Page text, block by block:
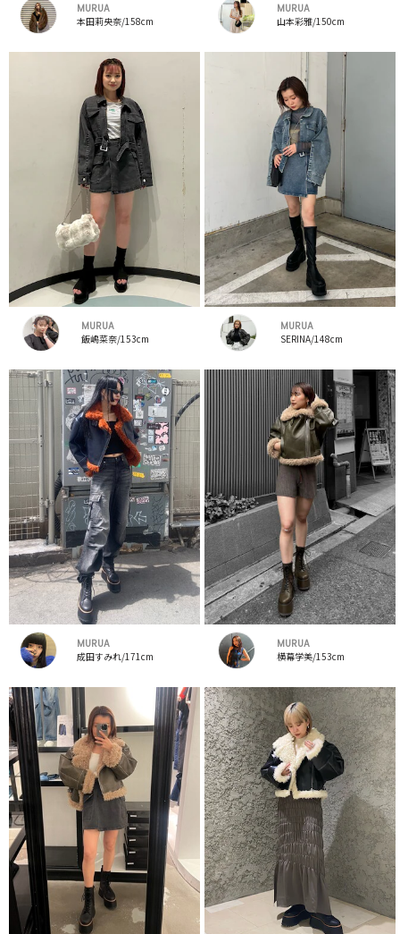
MURUA
本田莉央奈/158cm
MURUA
山本彩雅/150cm
MURUA
飯嶋菜奈/153cm
MURUA
SERINA/148cm
MURUA
成田すみれ/171cm
MURUA
横幕学美/153cm